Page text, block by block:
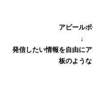
アピール
↓
発信したい情報を自由に
板のよう